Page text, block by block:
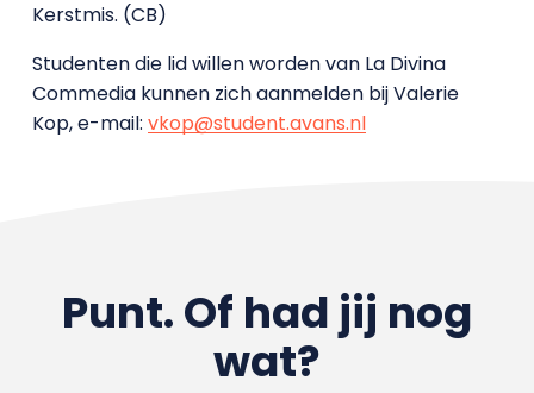
Kerstmis. (CB)
Studenten die lid willen worden van La Divina
Commedia kunnen zich aanmelden bij Valerie
Kop, e-mail: vkop@student.avans.nl
Punt. Of had jij nog
wat?